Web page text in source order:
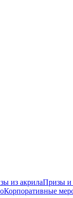
из акрилаПризы и
Корпоративные